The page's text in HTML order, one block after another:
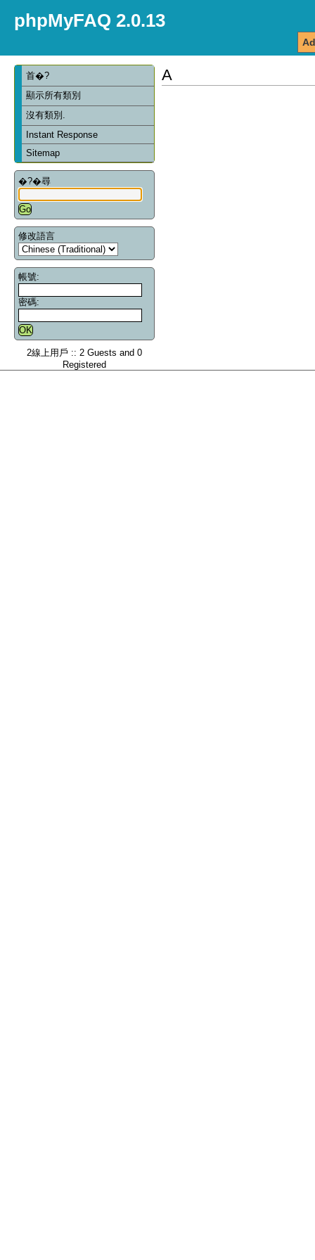
phpMyFAQ 2.0.13
首�?
顯示所有類別
沒有類別.
Instant Response
Sitemap
�?�尋
修改語言
帳號:
密碼:
2線上用戶 :: 2 Guests and 0
Registered
A